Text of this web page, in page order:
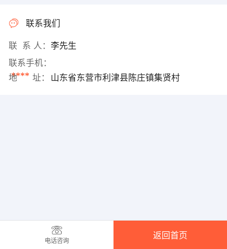
联系我们
联 系 人： 李先生
联系手机：
****
地 址： 山东省东营市利津县陈庄镇集贤村
电话咨询
返回首页